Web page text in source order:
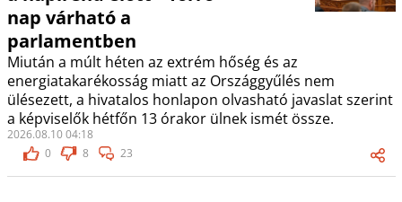
nap várható a
parlamentben
Miután a múlt héten az extrém hőség és az
energiatakarékosság miatt az Országgyűlés nem
ülésezett, a hivatalos honlapon olvasható javaslat szerint
a képviselők hétfőn 13 órakor ülnek ismét össze.
2026.08.10 04:18
0
8 23